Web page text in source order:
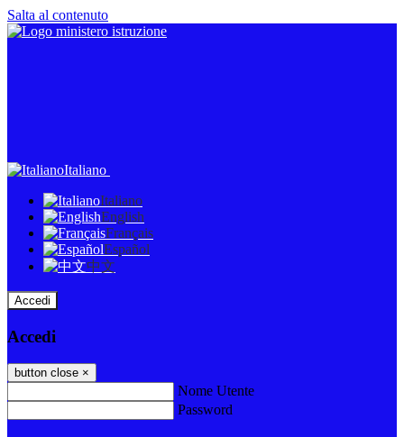
Salta al contenuto
Italiano
Italiano
English
Français
Español
中文
Accedi
Accedi
button close ×
Nome Utente
Password